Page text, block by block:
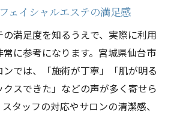
ェイシャルエステの満足感
満足度を知るうえで、実際に利用
に参考になります。宮城県仙台市
では、「施術が丁寧」「肌が明る
スできた」などの声が多く寄せら
タッフの対応やサロンの清潔感、